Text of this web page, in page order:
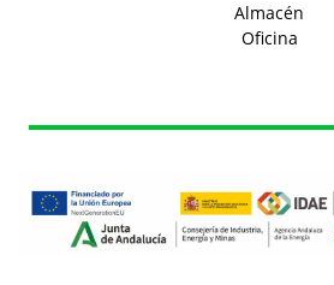
Almacén
Oficina